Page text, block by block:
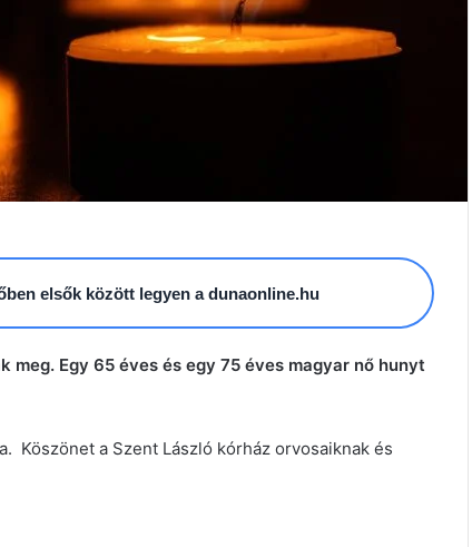
elsők között legyen a dunaonline.hu
Egy 65 éves és egy 75 éves magyar nő hunyt
Köszönet a Szent László kórház orvosaiknak és